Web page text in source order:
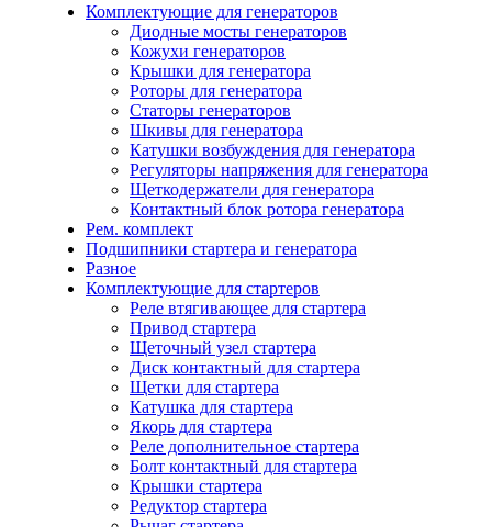
Комплектующие для генераторов
Диодные мосты генераторов
Кожухи генераторов
Крышки для генератора
Роторы для генератора
Статоры генераторов
Шкивы для генератора
Катушки возбуждения для генератора
Регуляторы напряжения для генератора
Щеткодержатели для генератора
Контактный блок ротора генератора
Рем. комплект
Подшипники стартера и генератора
Разное
Комплектующие для стартеров
Реле втягивающее для стартера
Привод стартера
Щеточный узел стартера
Диск контактный для стартера
Щетки для стартера
Катушка для стартера
Якорь для стартера
Реле дополнительное стартера
Болт контактный для стартера
Крышки стартера
Редуктор стартера